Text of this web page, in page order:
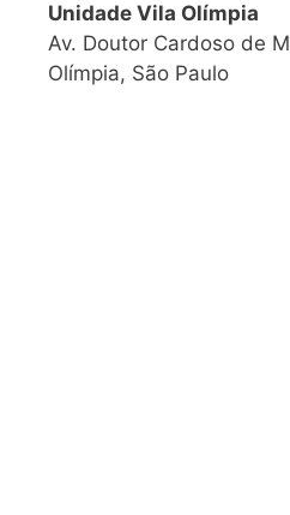
Unidade Vila Olímpia
Av. Doutor Cardoso de
Olímpia, São Paulo